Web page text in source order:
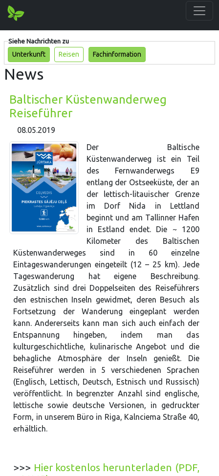
Siehe Nachrichten zu
Unterkunft
Reisen Fachinformation
News
Baltischer Küstenwanderweg
Reiseführer
08.05.2019
Der Baltische
Küstenwanderweg ist ein Teil
des Fernwanderwegs E9
entlang der Ostseeküste, der an
der lettisch-litauischer Grenze
im Dorf Nida in Lettland
beginnt und am Tallinner Hafen
in Estland endet. Die ~ 1200
Kilometer des Baltischen
Küstenwanderweges sind in 60 einzelne
Eintageswanderungen eingeteilt (12 – 25 km). Jede
Tageswanderung hat eigene Beschreibung.
Zusätzlich sind drei Doppelseiten des Reiseführers
den estnischen Inseln gewidmet, deren Besuch als
Fortsetzung der Wanderung eingeplant werden
kann. Andererseits kann man sich auch einfach der
Entspannung hingeben, indem man das
kulturgeschichtliche, kulinarische Angebot und die
behagliche Atmosphäre der Inseln genießt. Die
Reiseführer werden in 5 verschiedenen Sprachen
(Englisch, Lettisch, Deutsch, Estnisch und Russisch)
veröffentlicht. In begrenzter Anzahl sind englische,
lettische sowie deutsche Versionen, in gedruckter
Form, in unserem Büro in Riga, Kalnciema Straße 40,
erhältlich.
>>> Hier kostenlos herunterladen (PDF,